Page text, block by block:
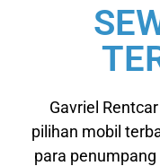
Gavriel
pilihan mobil
para